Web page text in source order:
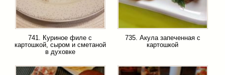
741. Куриное филе с
картошкой, сыром и сметаной
в духовке
735. Акула запеченная с
картошкой